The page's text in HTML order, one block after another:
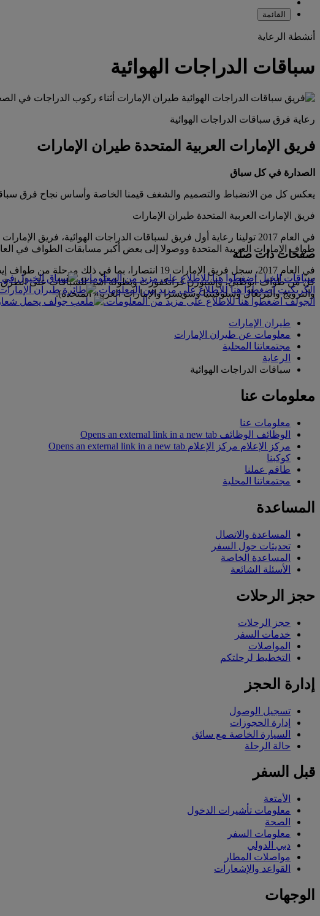
القائمة
أنشطة الرعاية
سباقات الدراجات الهوائية
رعاية فرق سباقات الدراجات الهوائية
فريق الإمارات العربية المتحدة طيران الإمارات
الصدارة في كل سباق
يعكس كل من الانضباط والتصميم والشغف قيمنا الخاصة وأساس نجاح فرق سباقات
فريق الإمارات العربية المتحدة طيران الإمارات
في العام 2017 تولينا رعاية أول فريق لسباقات الدراجات الهوائية،
طواف الإمارات العربية المتحدة ووصولا إلى بعض أكبر مسابقات الطواف في
والنرويج والبرتغال وسلوفينيا وسويسرا والإمارات العربية المتحدة).
صفحات ذات صلة
سباقات الخيل اضغطوا هنا للاطلاع على مزيد من المعلومات.
الكريكيت اضغطوا هنا للاطلاع على مزيد من المعلومات.
الجولف اضغطوا هنا للاطلاع على مزيد من المعلومات.
طيران الإمارات
معلومات عن طيران الإمارات
مجتمعاتنا المحلية
الرعاية
سباقات الدراجات الهوائية
معلومات عنا
معلومات عنا
الوظائف الوظائف Opens an external link in a new tab
مركز الإعلام مركز الإعلام Opens an external link in a new tab
كوكبنا
طاقم عملنا
مجتمعاتنا المحلية
المساعدة
المساعدة والاتصال
تحديثات حول السفر
المساعدة الخاصة
الأسئلة الشائعة
حجز الرحلات
حجز الرحلات
خدمات السفر
المواصلات
التخطيط لرحلتكم
إدارة الحجز
تسجيل الوصول
إدارة الحجوزات
السيارة الخاصة مع سائق
حالة الرحلة
قبل السفر
الأمتعة
معلومات تأشيرات الدخول
الصحة
معلومات السفر
دبي الدولي
مواصلات المطار
القواعد والإشعارات
الوجهات